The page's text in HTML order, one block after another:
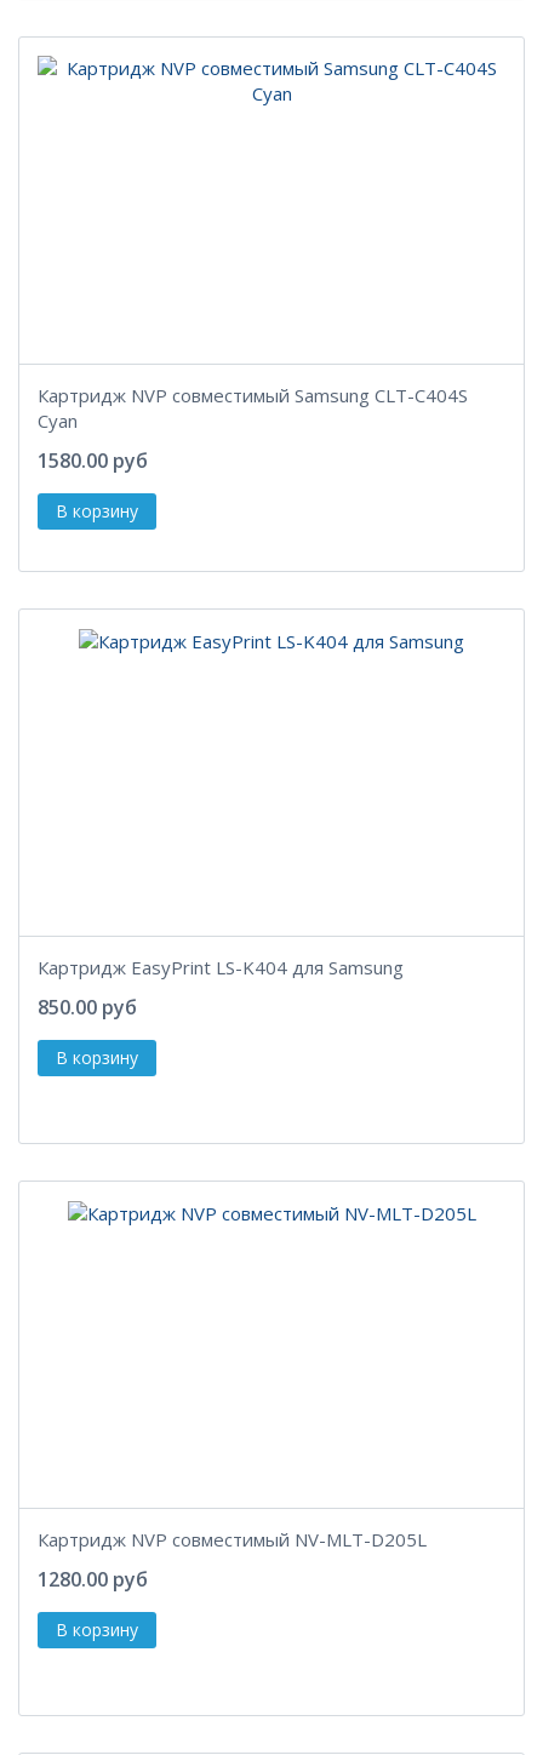
Картридж NVP совместимый Samsung CLT-C404S
Cyan
1580.00 руб
Картридж EasyPrint LS-K404 для Samsung
850.00 руб
Картридж NVP совместимый NV-MLT-D205L
1280.00 руб